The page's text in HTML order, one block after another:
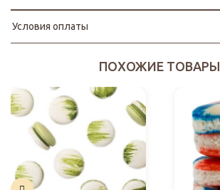
Условия оплаты
ПОХОЖИЕ ТОВАРЫ